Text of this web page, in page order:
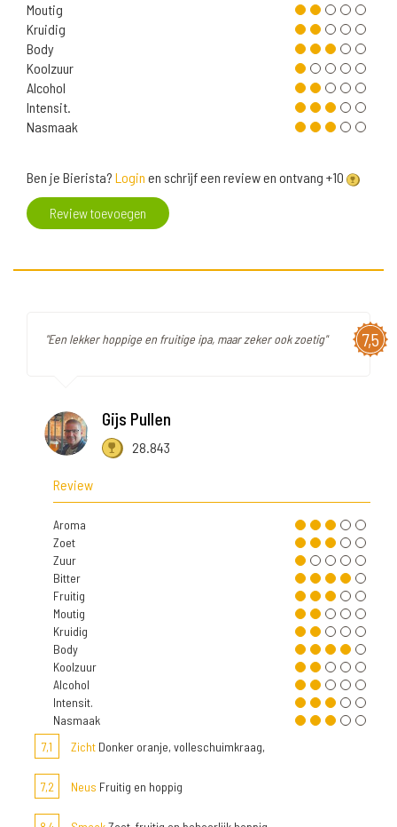
Moutig
Kruidig
Body
Koolzuur
Alcohol
Intensit.
Nasmaak
Ben je Bierista? Login en schrijf een review en ontvang +10
Review toevoegen
7,5
"Een lekker hoppige en fruitige ipa, maar zeker ook zoetig"
Gijs Pullen
28.843
Review
Aroma
Zoet
Zuur
Bitter
Fruitig
Moutig
Kruidig
Body
Koolzuur
Alcohol
Intensit.
Nasmaak
7,1
Zicht Donker oranje, volleschuimkraag,
7,2 Neus Fruitig en hoppig